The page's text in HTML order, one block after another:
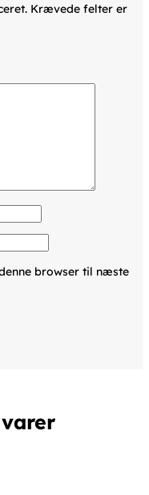
Krævede felter er
browser til næste